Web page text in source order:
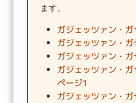
ます。
ガジェッツァン・
ガジェッツァン・
ガジェッツァン・
ガジェッツァン・
ページ1
ガジェッツァン・